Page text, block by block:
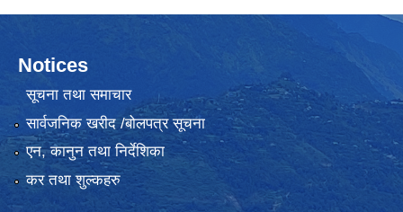
Notices
सूचना तथा समाचार
सार्वजनिक खरीद /बोलपत्र सूचना
एन, कानुन तथा निर्देशिका
कर तथा शुल्कहरु